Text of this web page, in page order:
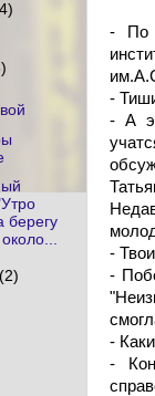
- По
-
- А
-
-
-
-
берегу
(2)